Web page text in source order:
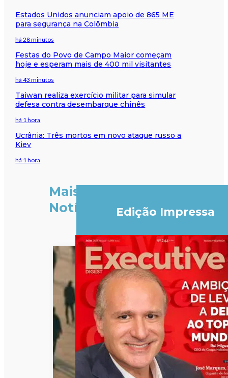
Estados Unidos anunciam apoio de 865 ME
para segurança na Colômbia
há 28 minutos
Festas do Povo de Campo Maior começam
hoje e esperam mais de 400 mil visitantes
há 43 minutos
Taiwan realiza exercício militar para simular
defesa contra desembarque chinês
há 1 hora
Ucrânia: Três mortos em novo ataque russo a
Kiev
há 1 hora
Mais
Notícias
Edição Impressa